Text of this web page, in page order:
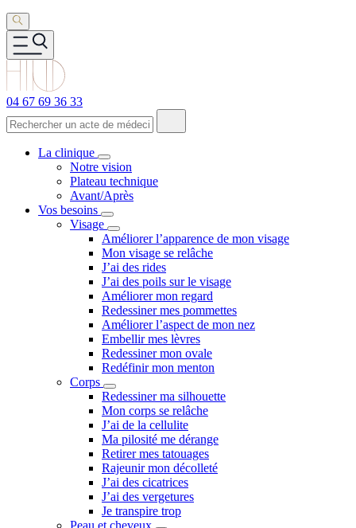
04 67 69 36 33
La clinique
Notre vision
Plateau technique
Avant/Après
Vos besoins
Visage
Améliorer l’apparence de mon visage
Mon visage se relâche
J’ai des rides
J’ai des poils sur le visage
Améliorer mon regard
Redessiner mes pommettes
Améliorer l’aspect de mon nez
Embellir mes lèvres
Redessiner mon ovale
Redéfinir mon menton
Corps
Redessiner ma silhouette
Mon corps se relâche
J’ai de la cellulite
Ma pilosité me dérange
Retirer mes tatouages
Rajeunir mon décolleté
J’ai des cicatrices
J’ai des vergetures
Je transpire trop
Peau et cheveux